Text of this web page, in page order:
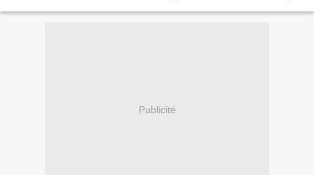
Publicité